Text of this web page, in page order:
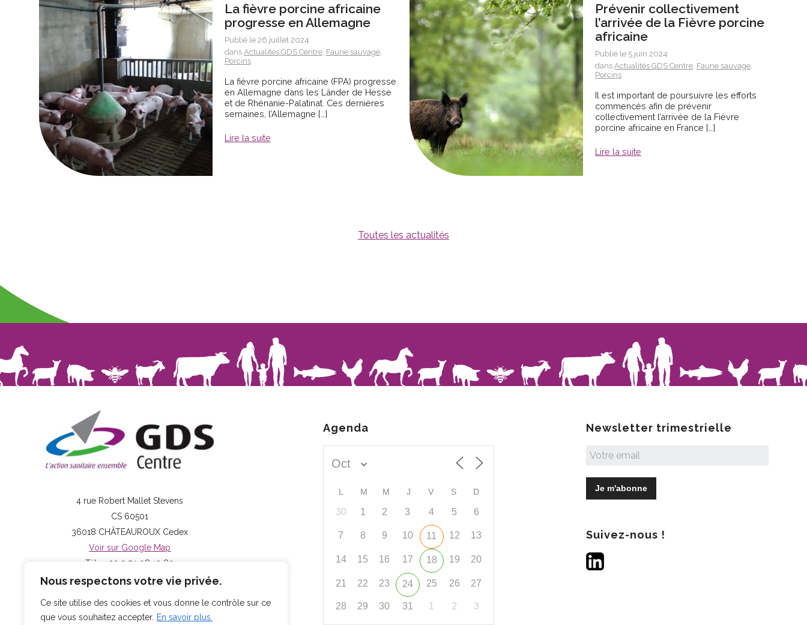
Nous respectons votre vie privée.
Ce site utilise des cookies et vous donne le contrôle sur ce
que vous souhaitez accepter. En savoir plus.
La fièvre porcine africaine
progresse en Allemagne
Publié le 26 juillet 2024
dans Actualités GDS Centre, Faune sauvage,
Porcins
La fièvre porcine africaine (FPA) progresse
en Allemagne dans les Länder de Hesse
et de Rhénanie-Palatinat. Ces dernières
semaines, l’Allemagne […]
Lire la suite
Prévenir collectivement
l’arrivée de la Fièvre porcine
africaine
Publié le 5 juin 2024
dans Actualités GDS Centre, Faune sauvage,
Porcins
Il est important de poursuivre les efforts
commencés afin de prévenir
collectivement l’arrivée de la Fièvre
porcine africaine en France […]
Lire la suite
Toutes les actualités
4 rue Robert Mallet Stevens
CS 60501
36018 CHÂTEAUROUX Cedex
Voir sur Google Map
Tél : + 33 2 54 08 13 80
Contactez-nous par mail
Agenda
L M M J V S D
30 1 2 3 4 5 6
7 8 9 10 11 12 13
14 15 16 17 18 19 20
21 22 23 24 25 26 27
28 29 30 31 1 2 3
Newsletter trimestrielle
Suivez-nous !